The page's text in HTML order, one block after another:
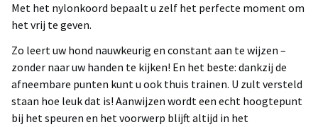
Met het nylonkoord bepaalt u zelf het perfecte moment om
het vrij te geven.
Zo leert uw hond nauwkeurig en constant aan te wijzen –
zonder naar uw handen te kijken! En het beste: dankzij de
afneembare punten kunt u ook thuis trainen. U zult versteld
staan hoe leuk dat is! Aanwijzen wordt een echt hoogtepunt
bij het speuren en het voorwerp blijft altijd in het